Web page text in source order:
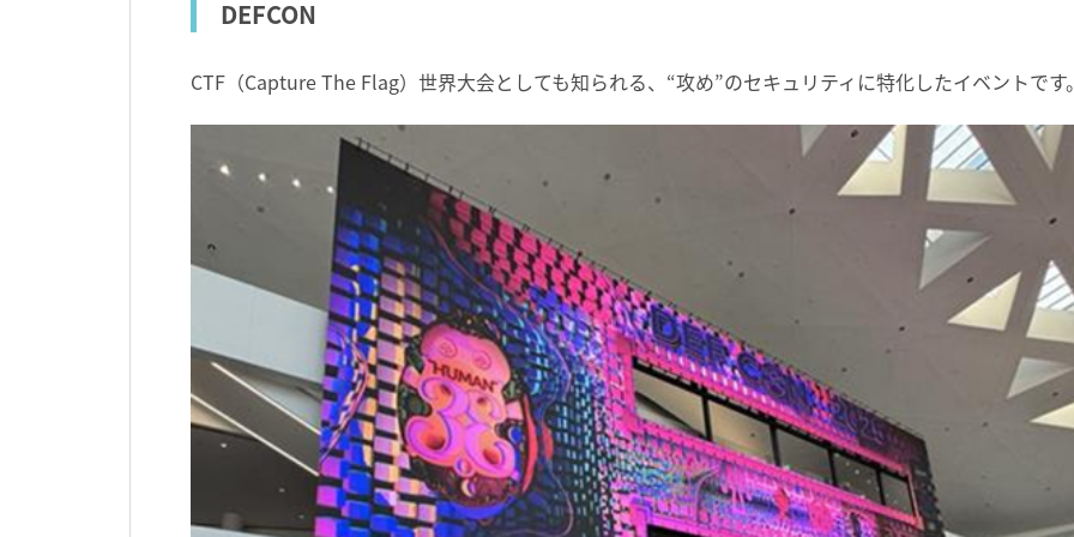
DEFCON
CTF（Capture The Flag）世界大会としても知られる、“攻め”のセキュリティに特化したイベントです